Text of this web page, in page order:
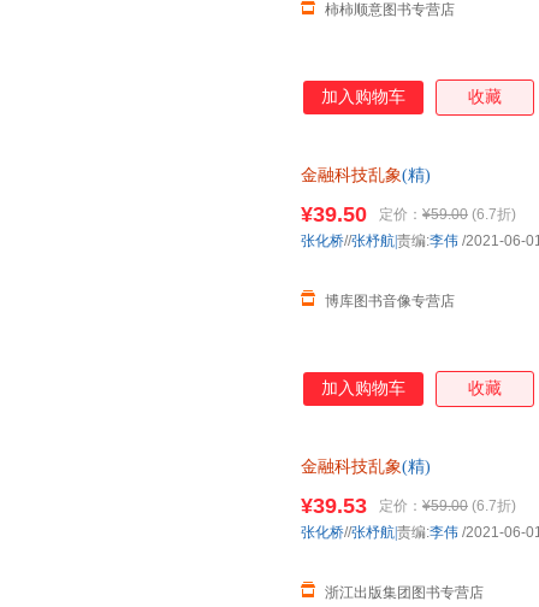
柿柿顺意图书专营店
加入购物车 收藏
金融科技乱象(精)
¥39.50 定价： ¥59.00 (6.7折)
博库图书音像专营店
张化桥//张杼航|责编:李伟 /2021-06-
加入购物车 收藏
金融科技乱象(精)
¥39.53 定价： ¥59.00 (6.7折)
浙江出版集团图书专营店
张化桥//张杼航|责编:李伟 /2021-06-